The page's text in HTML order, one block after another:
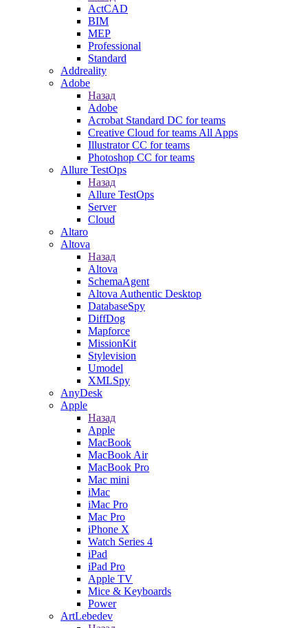
ActCAD
BIM
MEP
Professional
Standard
Addreality
Adobe
Назад
Adobe
Acrobat Standard DC for teams
Creative Cloud for teams All Apps
Illustrator CC for teams
Photoshop CC for teams
Allure TestOps
Назад
Allure TestOps
Server
Cloud
Altaro
Altova
Назад
Altova
SchemaAgent
Altova Authentic Desktop
DatabaseSpy
DiffDog
Mapforce
MissionKit
Stylevision
Umodel
XMLSpy
AnyDesk
Apple
Назад
Apple
MacBook
MacBook Air
MacBook Pro
Mac mini
iMac
iMac Pro
Mac Pro
iPhone X
Watch Series 4
iPad
iPad Pro
Apple TV
Mice & Keyboards
Power
ArtLebedev